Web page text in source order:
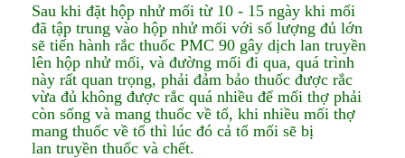
Sau khi đặt hộp nhử mối từ 10 - 15 ngày khi mối
đã tập trung vào hộp nhử mối với số lượng đủ lớn
sẽ tiến hành rắc thuốc PMC 90 gây dịch lan truyền
lên hộp nhử mối, và đường mối đi qua, quá trình
này rất quan trọng, phải đảm bảo thuốc được rắc
vừa đủ không được rắc quá nhiều để mối thợ phải
còn sống và mang thuốc về tổ, khi nhiều mối thợ
mang thuốc về tổ thì lúc đó cả tổ mối sẽ bị
lan truyền thuốc và chết.